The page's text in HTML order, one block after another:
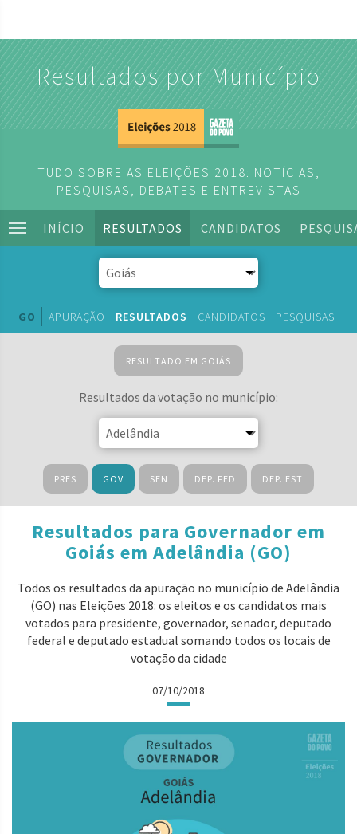
Resultados por Município
TUDO SOBRE AS ELEIÇÕES 2018: NOTÍCIAS,
PESQUISAS, DEBATES E ENTREVISTAS
INÍCIO RESULTADOS CANDIDATOS
GO APURAÇÃO RESULTADOS CANDIDATOS PESQUISAS
RESULTADO EM GOIÁS
Resultados da votação no município:
PRES GOV SEN DEP. FED DEP. EST
Resultados para Governador em
Goiás em Adelândia (GO)
Todos os resultados da apuração no município de Adelândia
(GO) nas Eleições 2018: os eleitos e os candidatos mais
votados para presidente, governador, senador, deputado
federal e deputado estadual somando todos os locais de
votação da cidade
07/10/2018